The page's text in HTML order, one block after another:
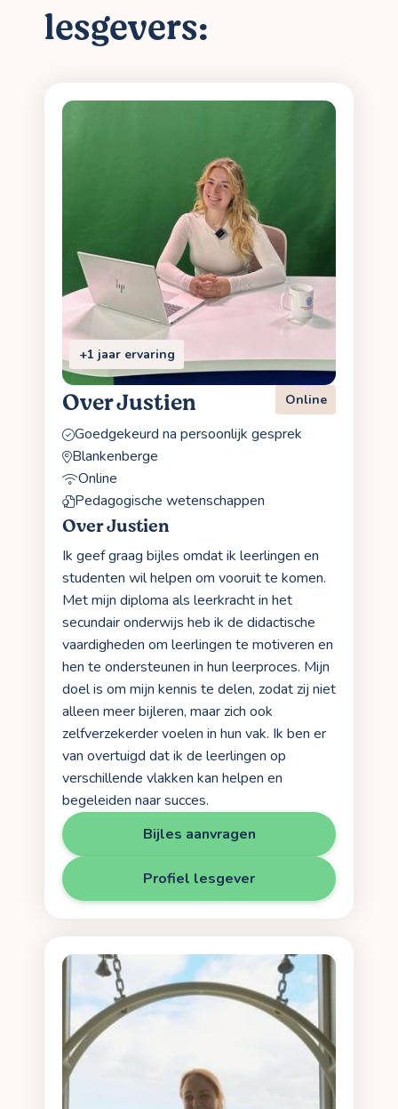
lesgevers:
+1 jaar ervaring
Over Justien Online
Goedgekeurd na persoonlijk gesprek
Blankenberge
Online
Pedagogische wetenschappen
Over Justien
Ik geef graag bijles omdat ik leerlingen en
studenten wil helpen om vooruit te komen.
Met mijn diploma als leerkracht in het
secundair onderwijs heb ik de didactische
vaardigheden om leerlingen te motiveren en
hen te ondersteunen in hun leerproces. Mijn
doel is om mijn kennis te delen, zodat zij niet
alleen meer bijleren, maar zich ook
zelfverzekerder voelen in hun vak. Ik ben er
van overtuigd dat ik de leerlingen op
verschillende vlakken kan helpen en
begeleiden naar succes.
Bijles aanvragen
Profiel lesgever